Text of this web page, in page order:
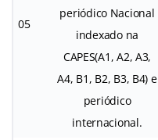
05
periódico Nacional
indexado na
CAPES(A1, A2, A3,
A4, B1, B2, B3, B4) e
periódico
internacional.